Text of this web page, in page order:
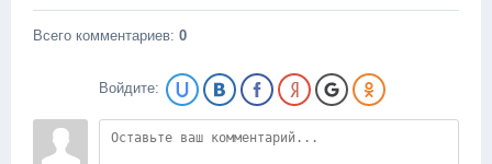
Всего комментариев: 0
Войдите: